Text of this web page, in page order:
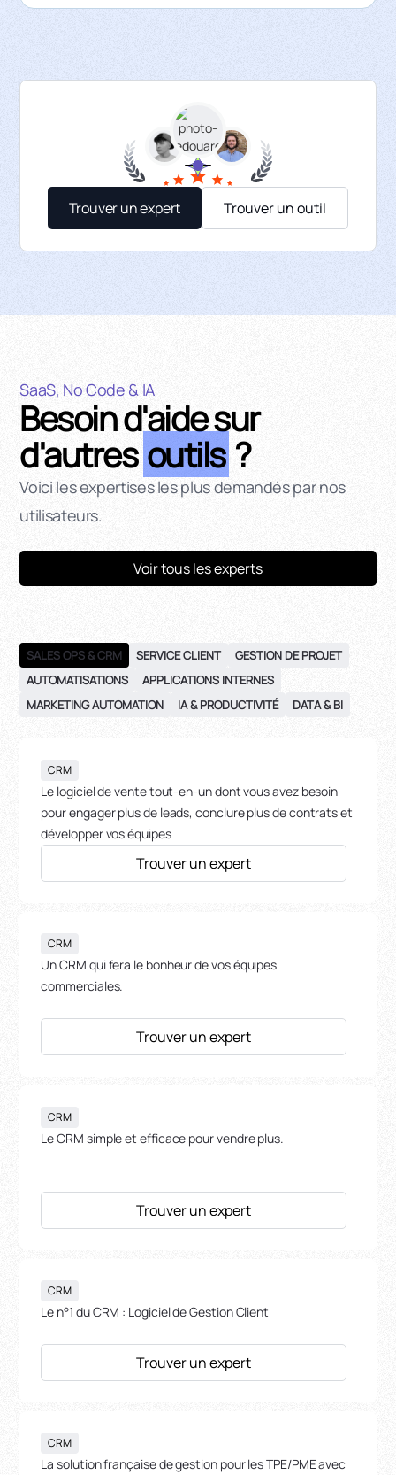
Trouver un expert Trouver un outil
SaaS, No Code & IA
Besoin d'aide sur
d'autresoutils ?
Voici les expertises les plus demandés par nos
utilisateurs.
Voir tous les experts
SALES OPS & CRM SERVICE CLIENT
GESTION DE PROJET
AUTOMATISATIONS
APPLICATIONS INTERNES
MARKETING AUTOMATION
IA & PRODUCTIVITÉ DATA & BI
CRM
Le logiciel de vente tout-en-un dont vous avez besoin
pour engager plus de leads, conclure plus de contrats et
développer vos équipes
Trouver un expert
CRM
Un CRM qui fera le bonheur de vos équipes
commerciales.
Trouver un expert
CRM
Le CRM simple et efficace pour vendre plus.
Trouver un expert
CRM
Le n°1 du CRM : Logiciel de Gestion Client
Trouver un expert
CRM
La solution française de gestion pour les TPE/PME avec